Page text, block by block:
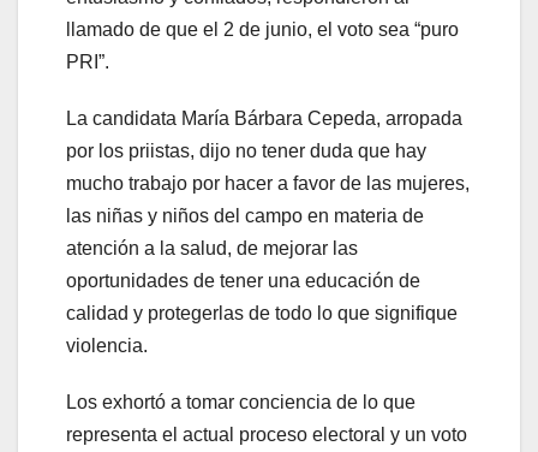
llamado de que el 2 de junio, el voto sea “puro
PRI”.
La candidata María Bárbara Cepeda, arropada
por los priistas, dijo no tener duda que hay
mucho trabajo por hacer a favor de las mujeres,
las niñas y niños del campo en materia de
atención a la salud, de mejorar las
oportunidades de tener una educación de
calidad y protegerlas de todo lo que signifique
violencia.
Los exhortó a tomar conciencia de lo que
representa el actual proceso electoral y un voto